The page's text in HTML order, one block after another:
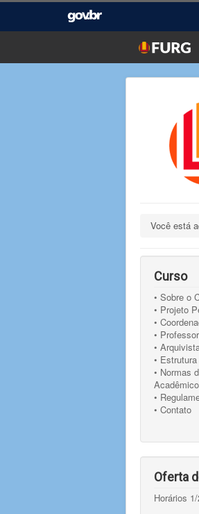
Você está
Curso
• Sobre o
• Projeto
•
•
•
•
• Normas
•
• Contato
Oferta
Horários